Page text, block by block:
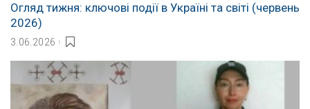
Огляд тижня: ключові події в Україні та світі (червень
2026)
3.06.2026